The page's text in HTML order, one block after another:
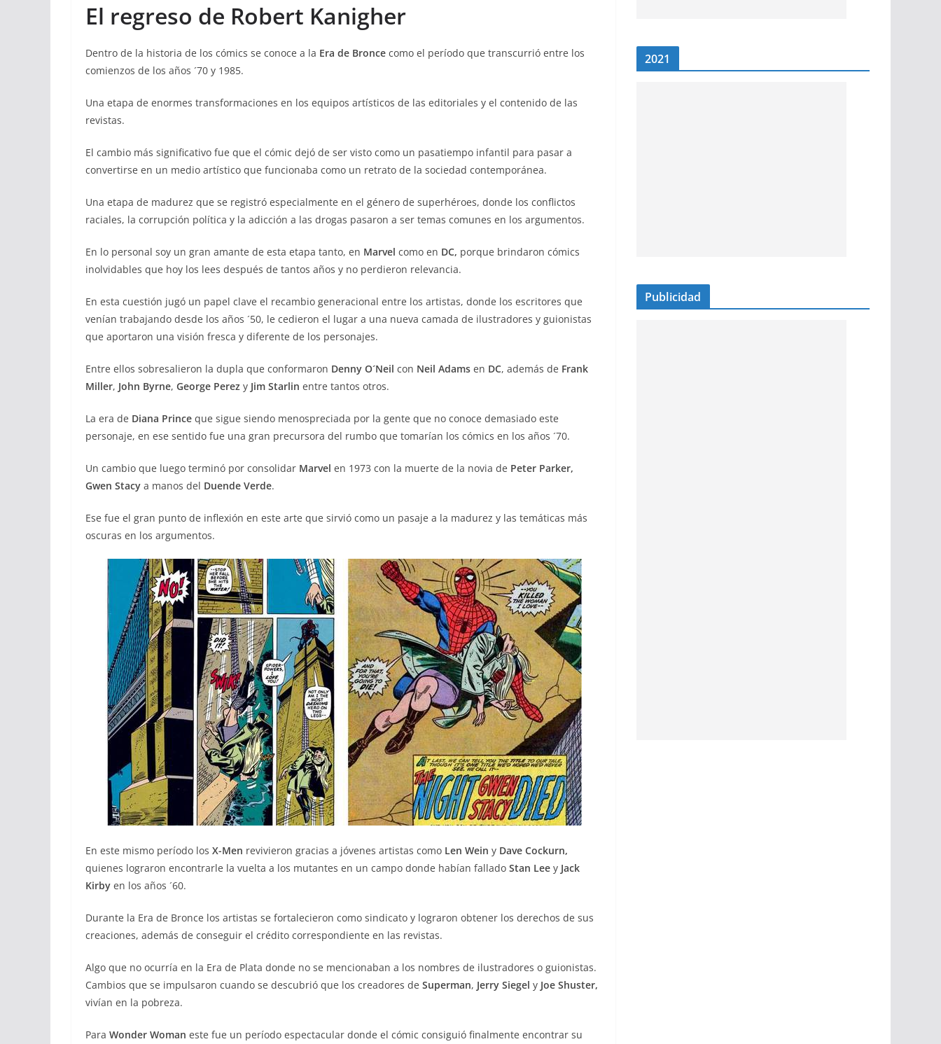
El regreso de Robert Kanigher
Dentro de la historia de los cómics se conoce a la Era de Bronce como el período que transcurrió entre los
comienzos de los años ´70 y 1985.
Una etapa de enormes transformaciones en los equipos artísticos de las editoriales y el contenido de las
revistas.
El cambio más significativo fue que el cómic dejó de ser visto como un pasatiempo infantil para pasar a
convertirse en un medio artístico que funcionaba como un retrato de la sociedad contemporánea.
Una etapa de madurez que se registró especialmente en el género de superhéroes, donde los conflictos
raciales, la corrupción política y la adicción a las drogas pasaron a ser temas comunes en los argumentos.
En lo personal soy un gran amante de esta etapa tanto, en Marvel como en DC, porque brindaron cómics
inolvidables que hoy los lees después de tantos años y no perdieron relevancia.
En esta cuestión jugó un papel clave el recambio generacional entre los artistas, donde los escritores que
venían trabajando desde los años ´50, le cedieron el lugar a una nueva camada de ilustradores y guionistas
que aportaron una visión fresca y diferente de los personajes.
Entre ellos sobresalieron la dupla que conformaron Denny O´Neil con Neil Adams en DC, además de Frank
Miller, John Byrne, George Perez y Jim Starlin entre tantos otros.
La era de Diana Prince que sigue siendo menospreciada por la gente que no conoce demasiado este
personaje, en ese sentido fue una gran precursora del rumbo que tomarían los cómics en los años ´70.
Un cambio que luego terminó por consolidar Marvel en 1973 con la muerte de la novia de Peter Parker,
Gwen Stacy a manos del Duende Verde.
Ese fue el gran punto de inflexión en este arte que sirvió como un pasaje a la madurez y las temáticas más
oscuras en los argumentos.
En este mismo período los X-Men revivieron gracias a jóvenes artistas como Len Wein y Dave Cockurn,
quienes lograron encontrarle la vuelta a los mutantes en un campo donde habían fallado Stan Lee y Jack
Kirby en los años ´60.
Durante la Era de Bronce los artistas se fortalecieron como sindicato y lograron obtener los derechos de sus
creaciones, además de conseguir el crédito correspondiente en las revistas.
Algo que no ocurría en la Era de Plata donde no se mencionaban a los nombres de ilustradores o guionistas.
Cambios que se impulsaron cuando se descubrió que los creadores de Superman, Jerry Siegel y Joe Shuster,
vivían en la pobreza.
Para Wonder Woman este fue un período espectacular donde el cómic consiguió finalmente encontrar su
2021
Publicidad